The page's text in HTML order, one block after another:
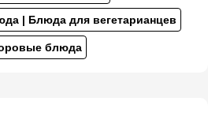
| Блюда для вегетарианцев
блюда